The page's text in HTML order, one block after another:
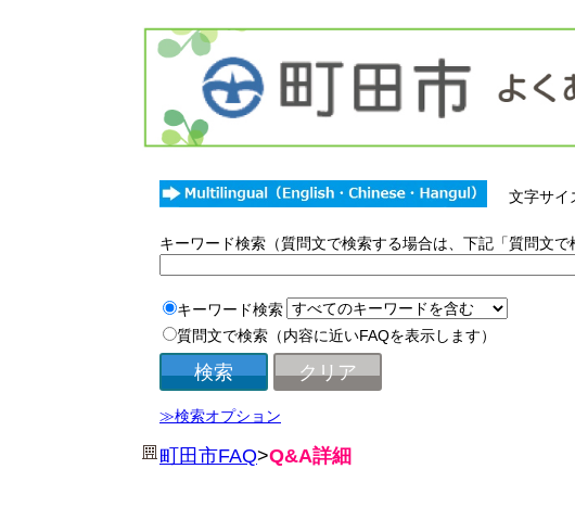
文字サイ
キーワード検索（質問文で検索する場合は、下記「質問文で
キーワード検索
質問文で検索（内容に近いFAQを表示します）
≫検索オプション
町田市FAQ>Q&A詳細